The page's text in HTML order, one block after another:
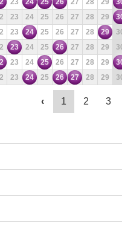
23 24 25 26 27 28 29
23 24 25 26 27 28 29
23 24 25 26 27 28 29
23 24 25 26 27 28 29
23 24 25 26 27 28 29
23 24 25 26 27 28 29
‹ 1 2 3